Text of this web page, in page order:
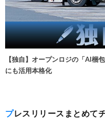
【独自】オープンロジの「AI梱
にも活用本格化
プレスリリースまとめて